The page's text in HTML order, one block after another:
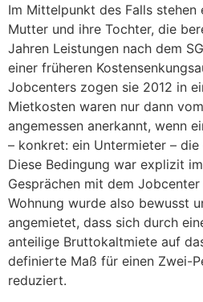
Im Mittelpunkt des Falls stehen
Mutter und ihre Tochter, die
Jahren Leistungen nach dem
einer früheren
Jobcenters zogen sie 2012 in
Mietkosten waren nur dann
angemessen anerkannt, wenn
– konkret: ein Untermieter –
Diese Bedingung war explizit
Gesprächen mit dem
Wohnung wurde also bewusst
angemietet, dass sich durch
anteilige Bruttokaltmiete auf
definierte Maß für einen Zwei-
reduziert.